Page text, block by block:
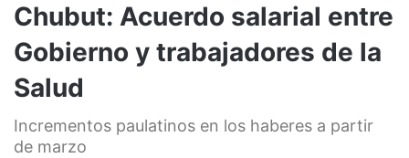
Chubut: Acuerdo salarial entre
Gobierno y trabajadores de la
Salud
Incrementos paulatinos en los haberes a partir
de marzo